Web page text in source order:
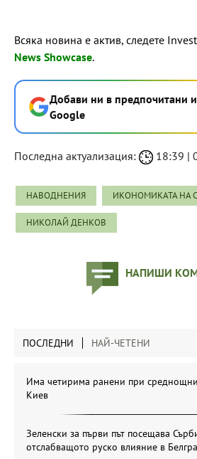
Всяка новина е актив, следете
News Showcase.
Добави ни в предпочитани
Google
Последна актуализация: 18:39 |
НАВОДНЕНИЯ ИКОНОМИКАТА НА
НИКОЛАЙ ДЕНКОВ
НАПИШИ
ПОСЛЕДНИ НАЙ-ЧЕТЕНИ
Има четирима ранени при
Киев
Зеленски за първи път посещава
отслабващото руско влияние в